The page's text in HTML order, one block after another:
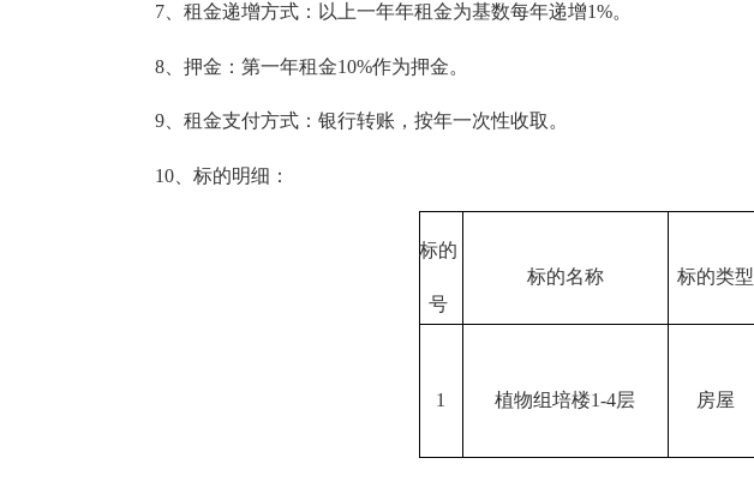
7、租金递增方式：以上一年年租金为基数每年递增1%。
8、押金：第一年租金10%作为押金。
9、租金支付方式：银行转账，按年一次性收取。
10、标的明细：
标的
号
标的名称 标的类型
1 植物组培楼1-4层 房屋